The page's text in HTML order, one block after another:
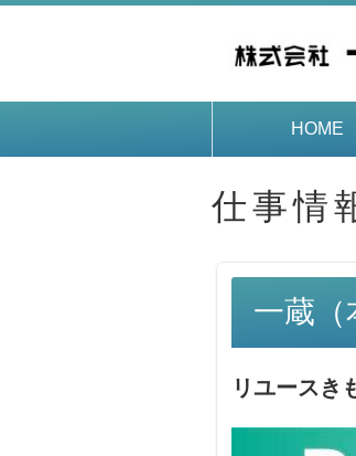
HOME
仕事情
一蔵（
リユースき